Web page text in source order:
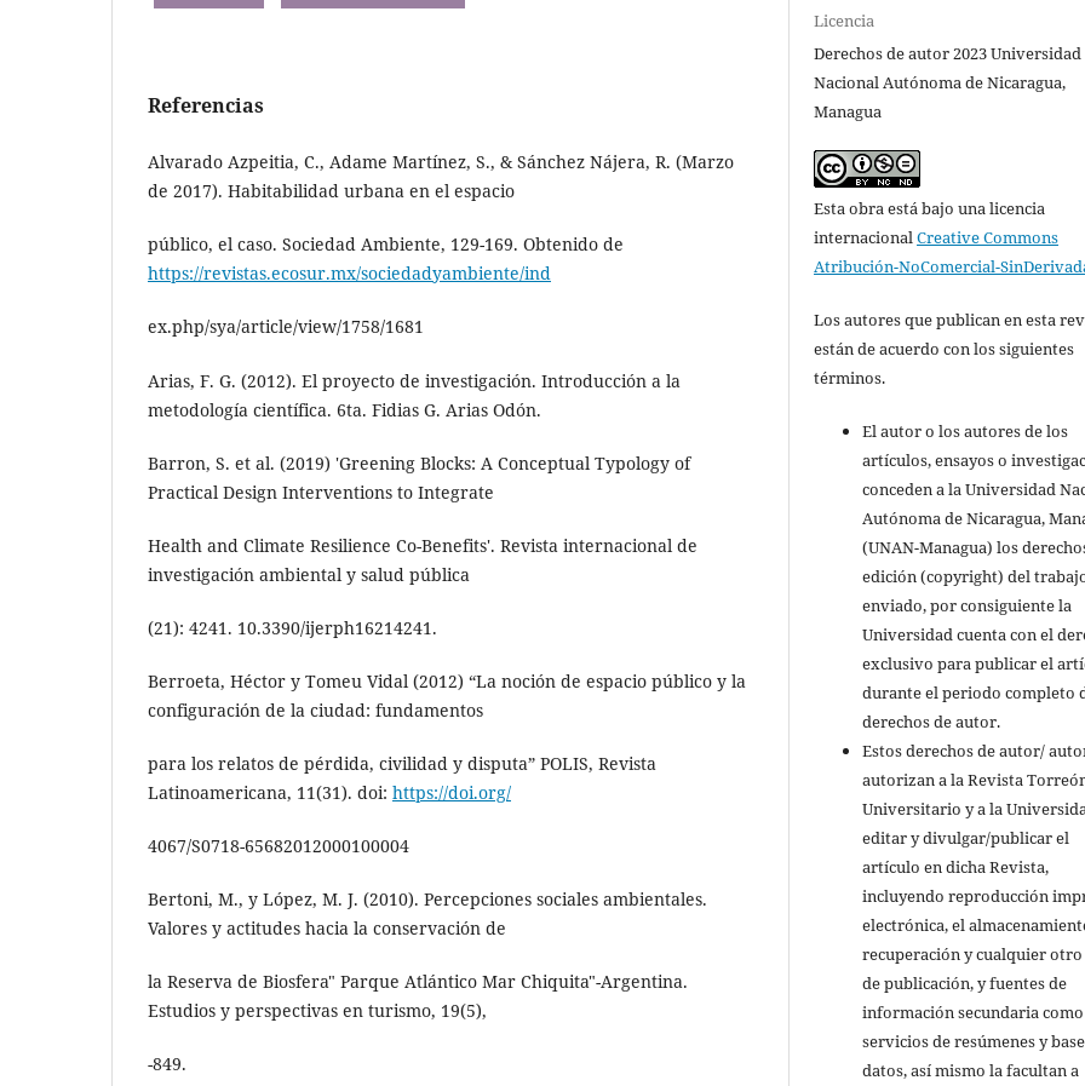
Referencias
Alvarado Azpeitia, C., Adame Martínez, S., & Sánchez Nájera, R. (Marzo
de 2017). Habitabilidad urbana en el espacio
público, el caso. Sociedad Ambiente, 129-169. Obtenido de
https://revistas.ecosur.mx/sociedadyambiente/ind
ex.php/sya/article/view/1758/1681
Arias, F. G. (2012). El proyecto de investigación. Introducción a la
metodología científica. 6ta. Fidias G. Arias Odón.
Barron, S. et al. (2019) 'Greening Blocks: A Conceptual Typology of
Practical Design Interventions to Integrate
Health and Climate Resilience Co-Benefits'. Revista internacional de
investigación ambiental y salud pública
(21): 4241. 10.3390/ijerph16214241.
Berroeta, Héctor y Tomeu Vidal (2012) “La noción de espacio público y la
configuración de la ciudad: fundamentos
para los relatos de pérdida, civilidad y disputa” POLIS, Revista
Latinoamericana, 11(31). doi: https://doi.org/
4067/S0718-65682012000100004
Bertoni, M., y López, M. J. (2010). Percepciones sociales ambientales.
Valores y actitudes hacia la conservación de
la Reserva de Biosfera" Parque Atlántico Mar Chiquita"-Argentina.
Estudios y perspectivas en turismo, 19(5),
-849.
Licencia
Derechos de autor 2023 Universidad
Nacional Autónoma de Nicaragua,
Managua
Esta obra está bajo una licencia
internacionalCreative Commons
Atribución-NoComercial-
Los autores que publican en esta
están de acuerdo con los siguientes
términos.
El autor o los autores de los
artículos, ensayos o
conceden a la Universidad
Autónoma de Nicaragua,
(UNAN-Managua) los
edición (copyright) del
enviado, por consiguiente la
Universidad cuenta con el
exclusivo para publicar el
durante el periodo completo
derechos de autor.
Estos derechos de autor/
autorizan a la Revista
Universitario y a la
editar y divulgar/publicar el
artículo en dicha Revista,
incluyendo reproducción
electrónica, el
recuperación y cualquier
de publicación, y fuentes de
información secundaria como
servicios de resúmenes y
datos, así mismo la facultan a